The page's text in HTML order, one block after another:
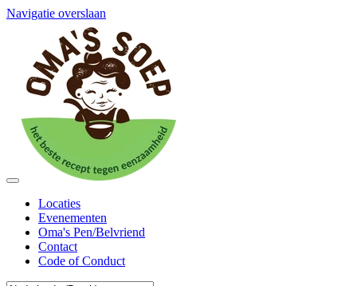
Navigatie overslaan
Locaties
Evenementen
Oma's Pen/Belvriend
Contact
Code of Conduct